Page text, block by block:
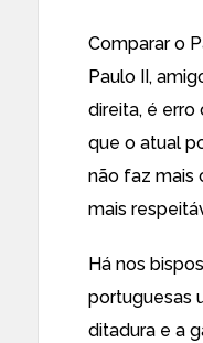
Comparar o
Paulo II,
direita, é erro
que o atual
não faz mais
mais
Há nos
portuguesas
ditadura e a